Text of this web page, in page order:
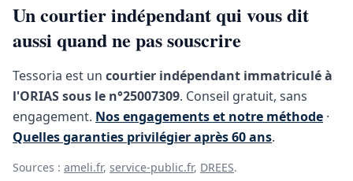
Un courtier indépendant qui vous dit
aussi quand ne pas souscrire
Tessoria est un courtier indépendant immatriculé à
l'ORIAS sous le n°25007309. Conseil gratuit, sans
engagement. Nos engagements et notre méthode ·
Quelles garanties privilégier après 60 ans.
Sources : ameli.fr, service-public.fr, DREES.